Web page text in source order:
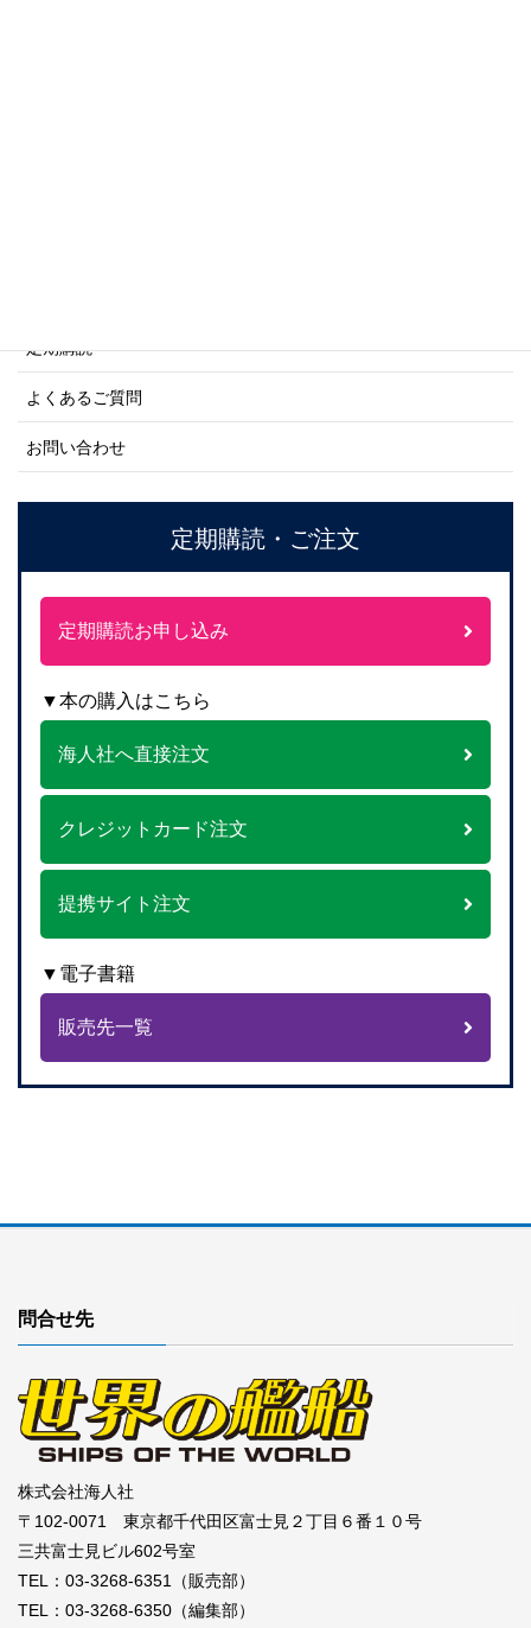
定期購読
よくあるご質問
お問い合わせ
定期購読・ご注文
定期購読お申し込み
▼本の購入はこちら
海人社へ直接注文
クレジットカード注文
提携サイト注文
▼電子書籍
販売先一覧
問合せ先
株式会社海人社
〒102-0071 東京都千代田区富士見２丁目６番１０号
三共富士見ビル602号室
TEL：03-3268-6351（販売部）
TEL：03-3268-6350（編集部）